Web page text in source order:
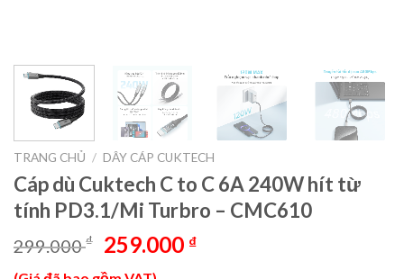
TRANG CHỦ / DÂY CÁP CUKTECH
Cáp dù Cuktech C to C 6A 240W hít từ
tính PD3.1/Mi Turbro – CMC610
299.000₫
Giá
259.000 ₫Giá